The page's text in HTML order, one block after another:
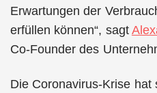
Erwartungen der
erfüllen können“, sagt
Co-Founder des
Die Coronavirus-Krise hat